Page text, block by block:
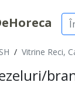
/ Vitrine Reci,